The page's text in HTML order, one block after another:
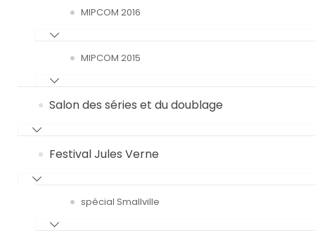
MIPCOM 2016
MIPCOM 2015
Salon des séries et du doublage
Festival Jules Verne
spécial Smallville